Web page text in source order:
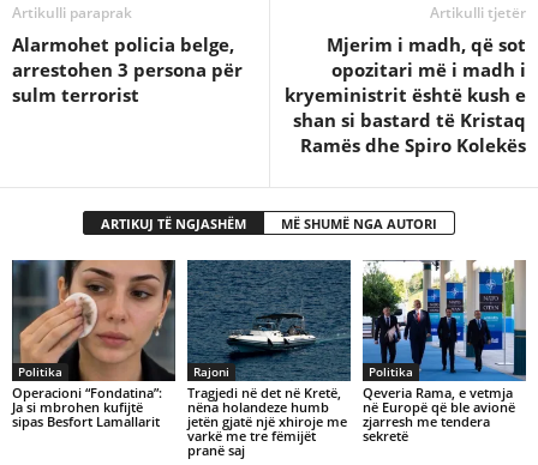
Artikulli paraprak
Alarmohet policia belge,
arrestohen 3 persona për
sulm terrorist
Artikulli tjetër
Mjerim i madh, që sot
opozitari më i madh i
kryeministrit është kush e
shan si bastard të Kristaq
Ramës dhe Spiro Kolekës
ARTIKUJ TË NGJASHËM MË SHUMË NGA AUTORI
Politika
Operacioni “Fondatina”:
Ja si mbrohen kufijtë
sipas Besfort Lamallarit
Rajoni
Tragjedi në det në Kretë,
nëna holandeze humb
jetën gjatë një xhiroje me
varkë me tre fëmijët
pranë saj
Politika
Qeveria Rama, e vetmja
në Europë që ble avionë
zjarresh me tendera
sekretë